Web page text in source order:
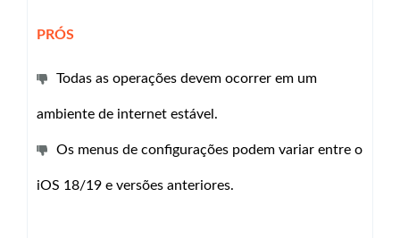
PRÓS
Todas as operações devem ocorrer em um
ambiente de internet estável.
Os menus de configurações podem variar entre o
iOS 18/19 e versões anteriores.